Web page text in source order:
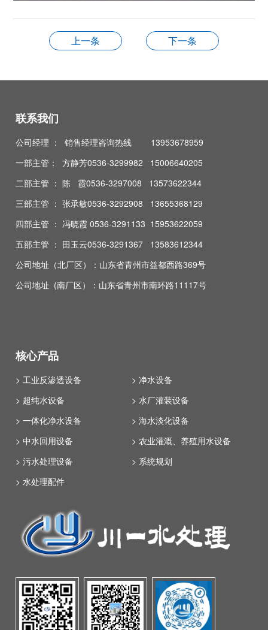
上一条 下一条
联系我们
公司经理 ： 销售经理咨询热线 13953678959
一部主管： 方静芳0536-3299982 15006640205
二部主管 ： 陈 霞0536-3297008 13573622344
三部主管 ： 张承敏0536-3292908 13655368129
四部主管 ： 冯晓霞 0536-3291133 15953622059
五部主管 ： 田玉云0536-3291367 13583612344
公司地址（北厂区）：山东省青州市益都西路369号
公司地址 (南厂区）：山东省青州市南环路11117号
核心产品
> 工业反渗透设备
> 净水设备
> 超纯水设备
> 水厂灌装设备
> 一体化净水设备
> 海水淡化设备
> 中水回用设备
> 农业灌溉、养殖用水设备
> 污水处理设备
> 系统规划
> 水处理配件